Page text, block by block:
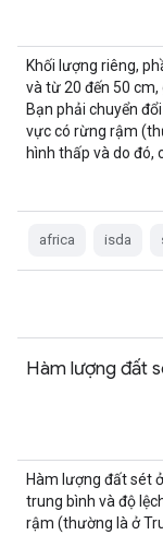
Khối lượng riêng,
và từ 20 đến 50 cm,
Bạn phải chuyển
vực có rừng rậm
hình thấp và do đó,
africa isda
Hàm lượng đất
Hàm lượng đất sét
trung bình và độ
rậm (thường là ở